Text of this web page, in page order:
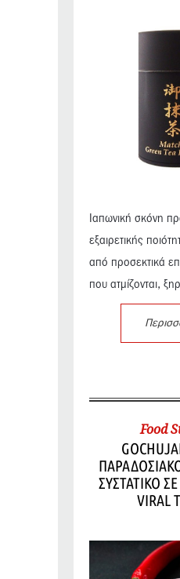
Ιαπωνική σκόνη
εξαιρετικής
από προσεκτικά
που ατμίζονται,
Food
ΣΥΣΤΑΤΙΚΟ
VIRAL